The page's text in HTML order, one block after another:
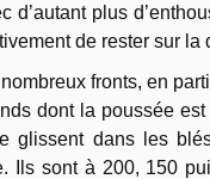
d’autant plus
de rester sur la
fronts, en
dont la poussée
glissent dans les
Ils sont à 200, 150